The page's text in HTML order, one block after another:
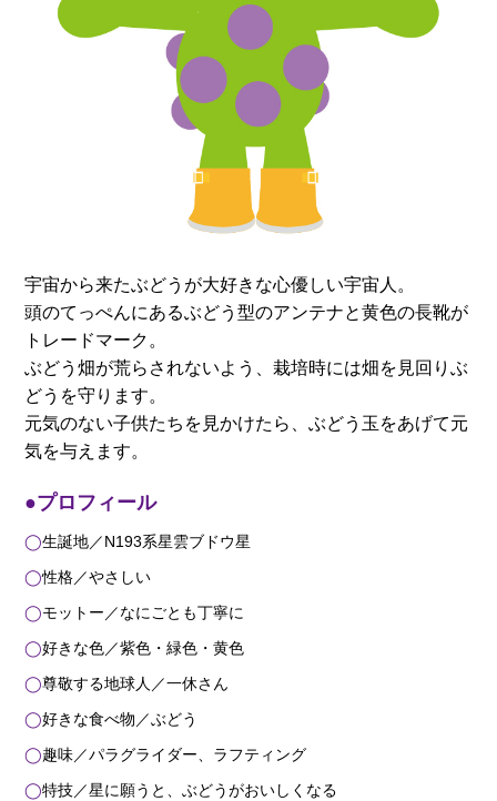
宇宙から来たぶどうが大好きな心優しい宇宙人。
頭のてっぺんにあるぶどう型のアンテナと黄色の長靴が
トレードマーク。
ぶどう畑が荒らされないよう、栽培時には畑を見回りぶ
どうを守ります。
元気のない子供たちを見かけたら、ぶどう玉をあげて元
気を与えます。
●プロフィール
生誕地／N193系星雲ブドウ星
性格／やさしい
モットー／なにごとも丁寧に
好きな色／紫色・緑色・黄色
尊敬する地球人／一休さん
好きな食べ物／ぶどう
趣味／パラグライダー、ラフティング
特技／星に願うと、ぶどうがおいしくなる